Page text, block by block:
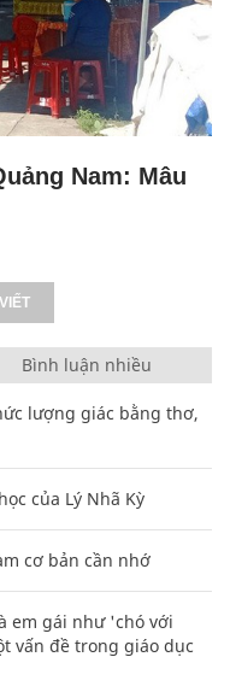
Nam: Mâu
Bình luận nhiều
lượng giác bằng thơ,
của Lý Nhã Kỳ
cơ bản cần nhớ
em gái như 'chó với
vấn đề trong giáo dục